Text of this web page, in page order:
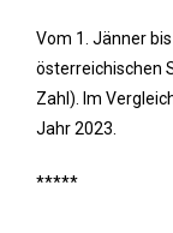
Vom 1. Jänner
österreichischen
Zahl). Im
Jahr 2023.
*****